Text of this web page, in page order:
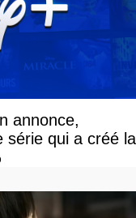
annonce,
série qui a créé la